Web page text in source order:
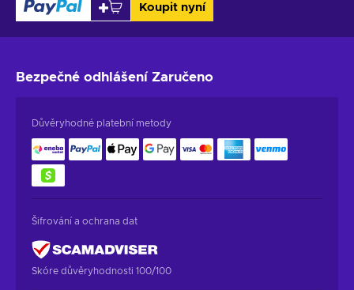
Koupit nyní
Bezpečné odhlášení Zaručeno
Důvěryhodné platební metody
Šifrování a ochrana dat
Skóre důvěryhodnosti 100/100